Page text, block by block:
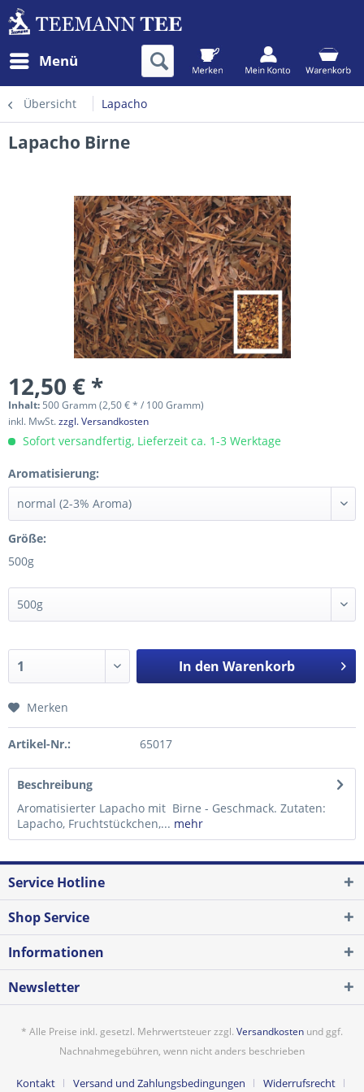
Menü
Übersicht Lapacho
Lapacho Birne
12,50 € *
Inhalt: 500 Gramm (2,50 € * / 100 Gramm)
inkl. MwSt.zzgl. Versandkosten
Sofort versandfertig, Lieferzeit ca. 1-3 Werktage
Aromatisierung:
Größe:
500g
In den Warenkorb
Merken
Artikel-Nr.: 65017
Beschreibung
Aromatisierter Lapacho mit Birne - Geschmack. Zutaten:
Lapacho, Fruchtstückchen,... mehr
Service Hotline
Shop Service
Informationen
Newsletter
* Alle Preise inkl. gesetzl. Mehrwertsteuer zzgl. Versandkosten und ggf.
Nachnahmegebühren, wenn nicht anders beschrieben
Kontakt Versand und Zahlungsbedingungen Widerrufsrecht